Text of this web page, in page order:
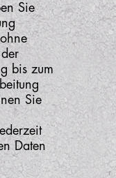
Sie
bis zum
Sie
Daten